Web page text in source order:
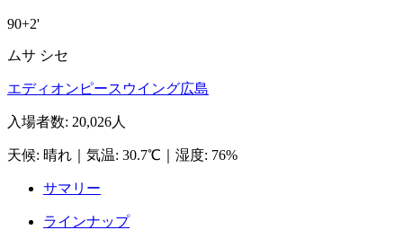
90+2'
ムサ シセ
エディオンピースウイング広島
入場者数: 20,026人
天候: 晴れ 気温: 30.7℃ 湿度: 76%
サマリー
ラインナップ